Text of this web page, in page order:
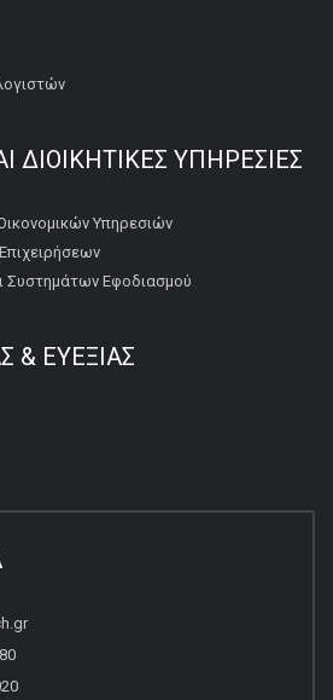
ΔΙΟΙΚΗΤΙΚΕΣ ΥΠΗΡΕΣΙΕΣ
Υπηρεσιών
Συστημάτων Εφοδιασμού
& ΕΥΕΞΙΑΣ